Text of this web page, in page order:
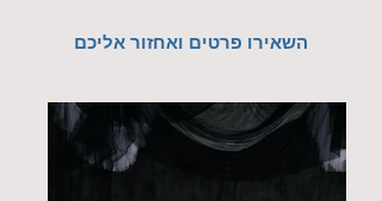
השאירו פרטים ואחזור אליכם